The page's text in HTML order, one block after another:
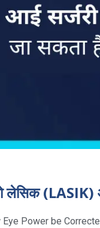
लेसिक (LASIK)
Eye Power be